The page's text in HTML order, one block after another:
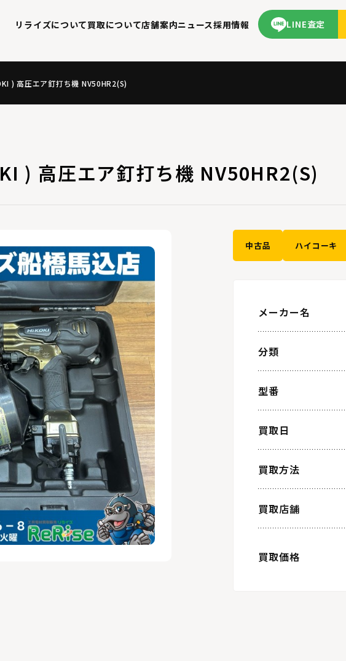
リライズについて買取について店舗案内ニュース採用情報 LINE査定
) 高圧エア釘打ち機 NV50HR2(S)
) 高圧エア釘打ち機 NV50HR2(S)
中古品 ハイコーキ
メーカー名
分類
型番
買取日
買取方法
買取店舗
買取価格